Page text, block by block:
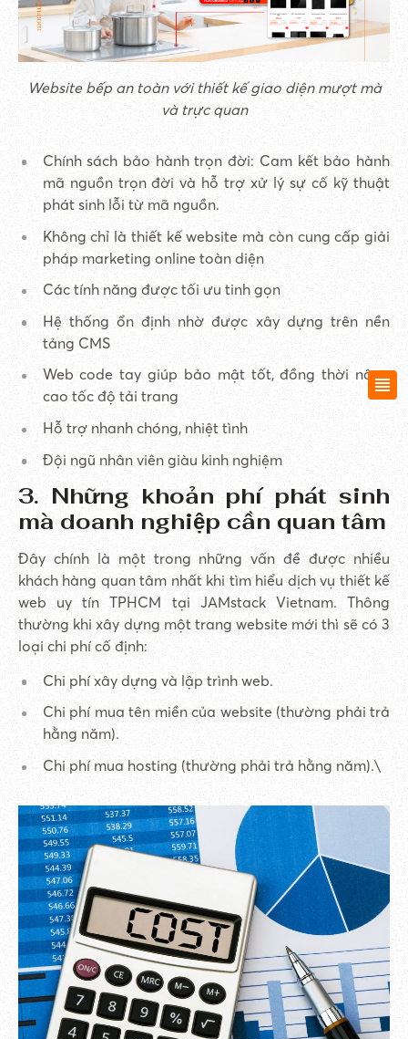
Website bếp an toàn với thiết kế giao diện mượt mà
và trực quan
Chính sách bảo hành trọn đời: Cam kết bảo hành
mã nguồn trọn đời và hỗ trợ xử lý sự cố kỹ thuật
phát sinh lỗi từ mã nguồn.
Không chỉ là thiết kế website mà còn cung cấp giải
pháp marketing online toàn diện
Các tính năng được tối ưu tinh gọn
Hệ thống ổn định nhờ được xây dựng trên nền
tảng CMS
Web code tay giúp bảo mật tốt, đồng thời nâng
cao tốc độ tải trang
Hỗ trợ nhanh chóng, nhiệt tình
Đội ngũ nhân viên giàu kinh nghiệm
3. Những khoản phí phát sinh
mà doanh nghiệp cần quan tâm
Đây chính là một trong những vấn đề được nhiều
khách hàng quan tâm nhất khi tìm hiểu dịch vụ thiết kế
web uy tín TPHCM tại JAMstack Vietnam. Thông
thường khi xây dựng một trang website mới thì sẽ có 3
loại chi phí cố định:
Chi phí xây dựng và lập trình web.
Chi phí mua tên miền của website (thường phải trả
hằng năm).
Chi phí mua hosting (thường phải trả hằng năm).\